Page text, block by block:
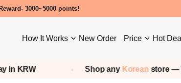
get a 5000 Welcome points!
3000~5000 points!
How It Works New Order Price Hot
Shop anyKoreanstore — We